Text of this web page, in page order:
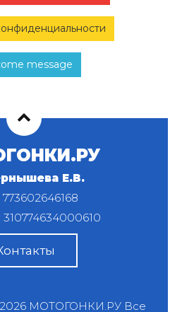
message
Е.В.
МОТОГОНКИ.РУВсе